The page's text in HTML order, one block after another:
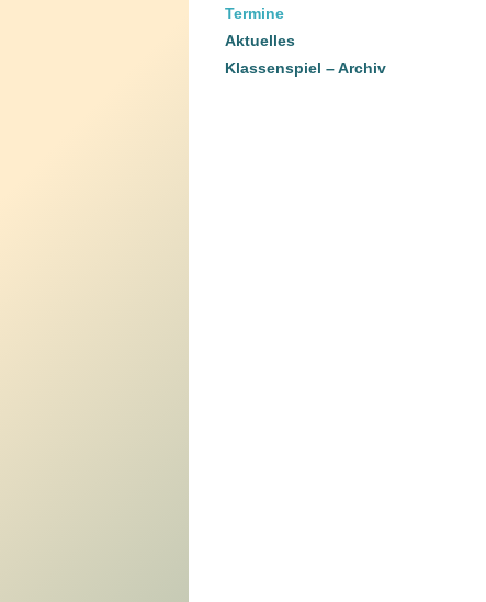
Termine
Aktuelles
Klassenspiel – Archiv